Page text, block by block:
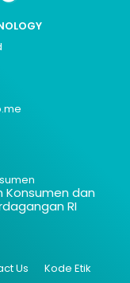
Konsumen dan
RI
Us
Kode Etik